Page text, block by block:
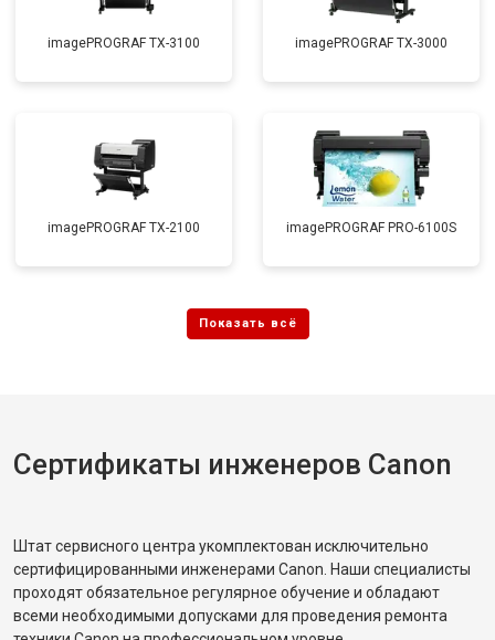
imagePROGRAF TX-3100 imagePROGRAF TX-3000
imagePROGRAF TX-2100 imagePROGRAF PRO-6100S
Сертификаты инженеров Canon
Штат сервисного центра укомплектован исключительно
сертифицированными инженерами Canon. Наши специалисты
проходят обязательное регулярное обучение и обладают
всеми необходимыми допусками для проведения ремонта